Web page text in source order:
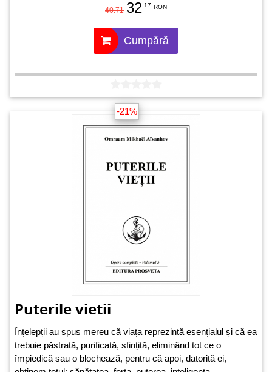
40.71 32 .17 RON
Cumpără
-21%
Puterile vietii
Înțelepții au spus mereu că viața reprezintă esențialul și că ea
trebuie păstrată, purificată, sfințită, eliminând tot ce o
împiedică sau o blochează, pentru că apoi, datorită ei,